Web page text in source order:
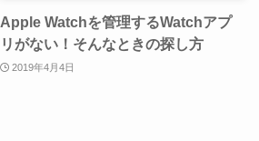
Apple Watchを管理するWatchアプ
リがない！そんなときの探し方
2019年4月4日